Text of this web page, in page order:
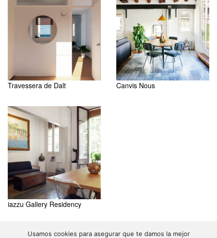
Travessera de Dalt Canvis Nous
iazzu Gallery Residency
Usamos cookies para asegurar que te damos la mejor